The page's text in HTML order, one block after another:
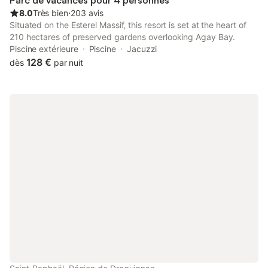
8.0Très bien⋅203 avis
Situated on the Esterel Massif, this resort is set at the heart of
210 hectares of preserved gardens overlooking Agay Bay.
Piscine extérieure
Piscine
Jacuzzi
dès 128 € par nuit